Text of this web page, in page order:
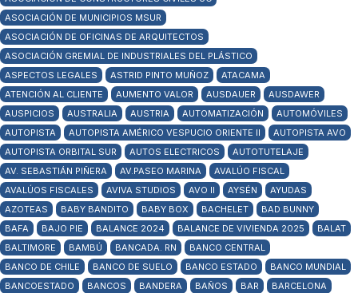
ASOCIACIÓN DE MUNICIPIOS MSUR
ASOCIACIÓN DE OFICINAS DE ARQUITECTOS
ASOCIACIÓN GREMIAL DE INDUSTRIALES DEL PLÁSTICO
ASPECTOS LEGALES
ASTRID PINTO MUÑOZ
ATACAMA
ATENCIÓN AL CLIENTE
AUMENTO VALOR AUSDAUER
AUSDAWER
AUSPICIOS
AUSTRALIA AUSTRIA AUTOMATIZACIÓN
AUTOMÓVILES
AUTOPISTA
AUTOPISTA AMÉRICO VESPUCIO ORIENTE II
AUTOPISTA AVO
AUTOPISTA ORBITAL SUR
AUTOS ELECTRICOS
AUTOTUTELAJE
AV. SEBASTIÁN PIÑERA
AV.PASEO MARINA
AVALÚO FISCAL
AVALÚOS FISCALES
AVIVA STUDIOS AVO II AYSÉN
AYUDAS
AZOTEAS
BABY BANDITO BABY BOX BACHELET
BAD BUNNY
BAFA
BAJO PIE BALANCE 2024 BALANCE DE VIVIENDA 2025
BALAT
BALTIMORE
BAMBÚ BANCADA. RN
BANCO CENTRAL
BANCO DE CHILE
BANCO DE SUELO BANCO ESTADO
BANCO MUNDIAL
BANCOESTADO
BANCOS BANDERA BAÑOS BAR
BARCELONA